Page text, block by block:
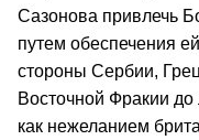
Сазонова привлечь
путем обеспе­чения
стороны Сербии,
Восточной Фракии
как нежеланием